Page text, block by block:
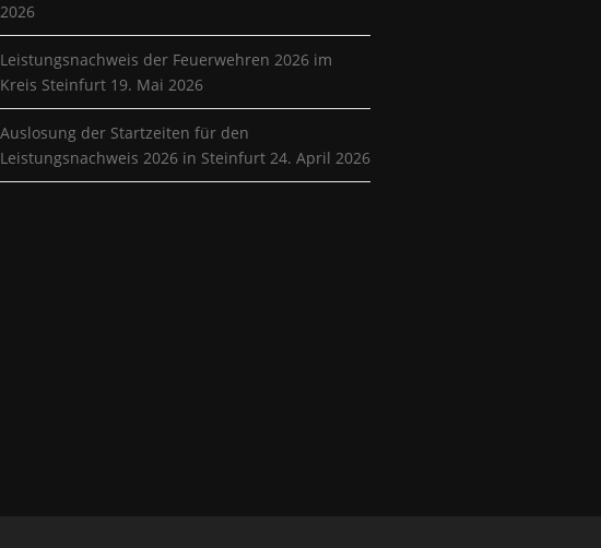
2026
Leistungsnachweis der Feuerwehren 2026 im
Kreis Steinfurt 19. Mai 2026
Auslosung der Startzeiten für den
Leistungsnachweis 2026 in Steinfurt 24. April 2026